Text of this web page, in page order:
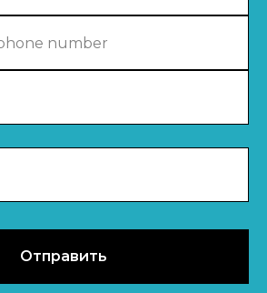
Отправить